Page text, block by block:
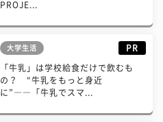
PROJE...
大学生活 PR
「牛乳」は学校給食だけで飲むも
の？ “牛乳をもっと身近
に”――「牛乳でスマ...